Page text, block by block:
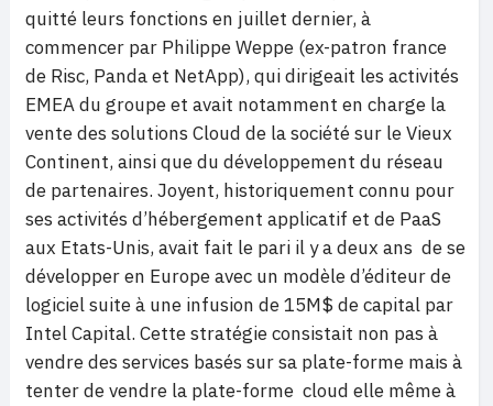
quitté leurs fonctions en juillet dernier, à
commencer par Philippe Weppe (ex-patron france
de Risc, Panda et NetApp), qui dirigeait les activités
EMEA du groupe et avait notamment en charge la
vente des solutions Cloud de la société sur le Vieux
Continent, ainsi que du développement du réseau
de partenaires. Joyent, historiquement connu pour
ses activités d’hébergement applicatif et de PaaS
aux Etats-Unis, avait fait le pari il y a deux ans de se
développer en Europe avec un modèle d’éditeur de
logiciel suite à une infusion de 15M$ de capital par
Intel Capital. Cette stratégie consistait non pas à
vendre des services basés sur sa plate-forme mais à
tenter de vendre la plate-forme cloud elle même à